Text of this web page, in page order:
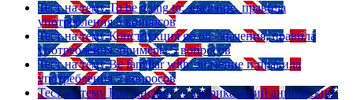
Тест на тему To be going to: значение, правила
употребления 5 вопросов
Тест на тему Конструкция go on: значения, правила
употребления, примеры 5 вопросов
Тест на тему Be familiar with: значение и правила
употребления 5 вопросов
Тест на тему Британский vs американский английский: